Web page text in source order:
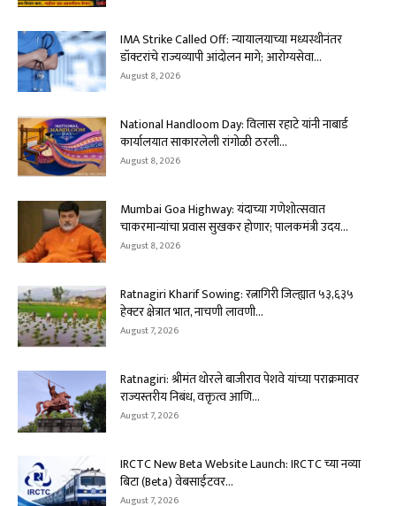
IMA Strike Called Off: न्यायालयाच्या मध्यस्थीनंतर
डॉक्टरांचे राज्यव्यापी आंदोलन मागे; आरोग्यसेवा...
August 8, 2026
National Handloom Day: विलास रहाटे यांनी नाबार्ड
कार्यालयात साकारलेली रांगोळी ठरली...
August 8, 2026
Mumbai Goa Highway: यंदाच्या गणेशोत्सवात
चाकरमान्यांचा प्रवास सुखकर होणार; पालकमंत्री उदय...
August 8, 2026
Ratnagiri Kharif Sowing: रत्नागिरी जिल्ह्यात ५३,६३५
हेक्टर क्षेत्रात भात, नाचणी लावणी...
August 7, 2026
Ratnagiri: श्रीमंत थोरले बाजीराव पेशवे यांच्या पराक्रमावर
राज्यस्तरीय निबंध, वक्तृत्व आणि...
August 7, 2026
IRCTC New Beta Website Launch: IRCTC च्या नव्या
बिटा (Beta) वेबसाईटवर...
August 7, 2026